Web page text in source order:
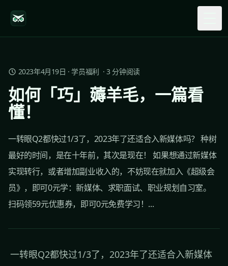
2023年4月19日 ·学员福利 ·3 分钟阅读
如何「巧」薅羊毛，一篇看
懂！
一转眼Q2都快过1/3了，2023年了还适合入新媒体吗？ 种树
最好的时间，是在十年前，其次是现在！ 如果想通过新媒体
实现转行，或者增加副业收入的，不妨现在就加入《超级会
员》，即可0元学：新媒体、求职面试、职业规划自习室。
扫码领59元优惠券，即可0元免费学习！...
一转眼Q2都快过1/3了，2023年了还适合入新媒体